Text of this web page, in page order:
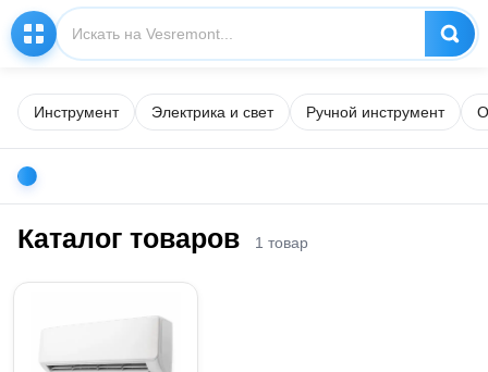
Инструмент Электрика и свет Ручной инструмент
Каталог товаров 1 товар